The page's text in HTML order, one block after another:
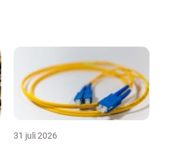
31 juli 2026